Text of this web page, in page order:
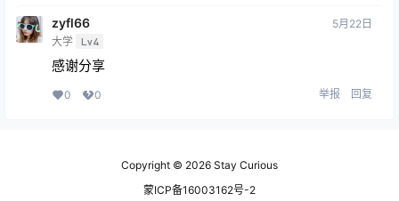
zyfl66
大学 Lv4
5月22日
感谢分享
0 0 举报 回复
Copyright © 2026 Stay Curious
蒙ICP备16003162号-2